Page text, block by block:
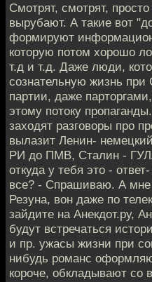
Смотрят, смотрят,
вырубают. А такие вот
формируют
которую потом хорошо
т.д и т.д. Даже люди,
сознательную жизнь
партии, даже
этому потоку
заходят разговоры про
вылазит Ленин-
РИ до ПМВ, Сталин -
откуда у тебя это -
все? - Спрашиваю. А
Резуна, вон даже по
зайдите на Анекдот.ру,
будут встречаться
и пр. ужасы жизни при
нибудь романс
короче, обкладывают со